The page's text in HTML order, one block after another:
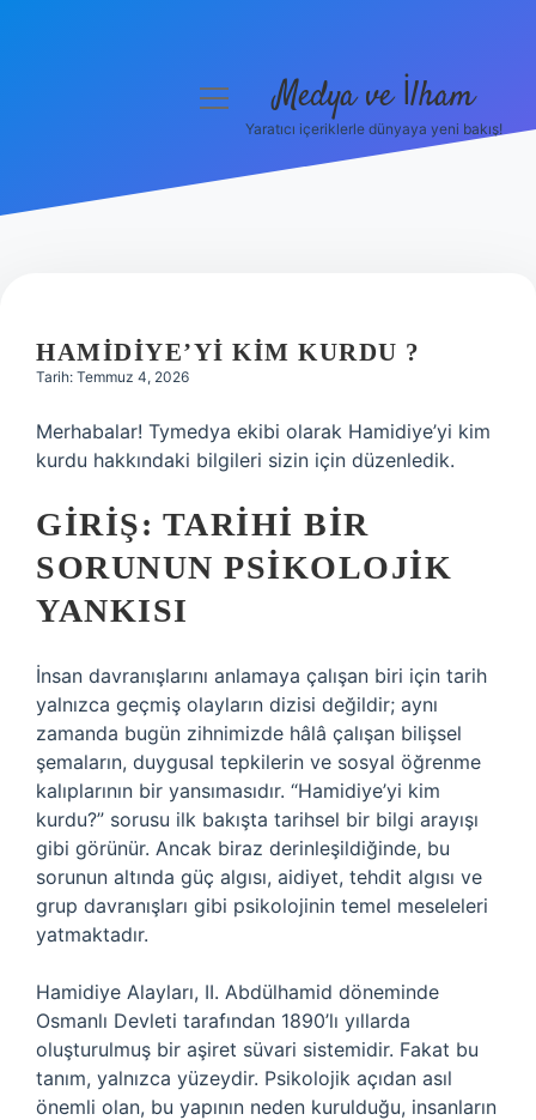
Hakkımızda
menüyüMedya ve İlham
Yaratıcı içeriklerle dünyaya yeni bakış!
HAMIDIYE’YI KIM KURDU ?
Tarih: Temmuz 4, 2026
Merhabalar! Tymedya ekibi olarak Hamidiye’yi kim
kurdu hakkındaki bilgileri sizin için düzenledik.
GIRIŞ: TARIHI BIR
SORUNUN PSIKOLOJIK
YANKISI
İnsan davranışlarını anlamaya çalışan biri için tarih
yalnızca geçmiş olayların dizisi değildir; aynı
zamanda bugün zihnimizde hâlâ çalışan bilişsel
şemaların, duygusal tepkilerin ve sosyal öğrenme
kalıplarının bir yansımasıdır. “Hamidiye’yi kim
kurdu?” sorusu ilk bakışta tarihsel bir bilgi arayışı
gibi görünür. Ancak biraz derinleşildiğinde, bu
sorunun altında güç algısı, aidiyet, tehdit algısı ve
grup davranışları gibi psikolojinin temel meseleleri
yatmaktadır.
Hamidiye Alayları, II. Abdülhamid döneminde
Osmanlı Devleti tarafından 1890’lı yıllarda
oluşturulmuş bir aşiret süvari sistemidir. Fakat bu
tanım, yalnızca yüzeydir. Psikolojik açıdan asıl
önemli olan, bu yapının neden kurulduğu, insanların